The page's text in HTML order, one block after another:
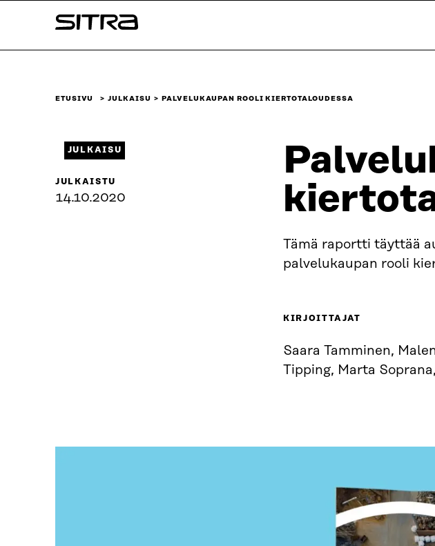
sisältöön
Sitra
ETUSIVU JULKAISU PALVELUKAUPAN ROOLI KIERTOTALOUDESSA
Tämä raportti täyttää
palvelukaupan rooli
KIRJOITTAJAT
Saara Tamminen,
Tipping, Marta
JULKAISU
JULKAISTU
14.10.2020